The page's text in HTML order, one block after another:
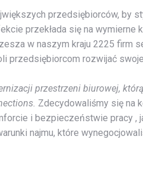
przedsiębiorców, by
przekłada się na wymierne
w naszym kraju 2225 firm
przedsiębiorcom rozwijać
przestrzeni biurowej,
Zdecydowaliśmy się na
i bezpieczeństwie pracy ,
najmu, które